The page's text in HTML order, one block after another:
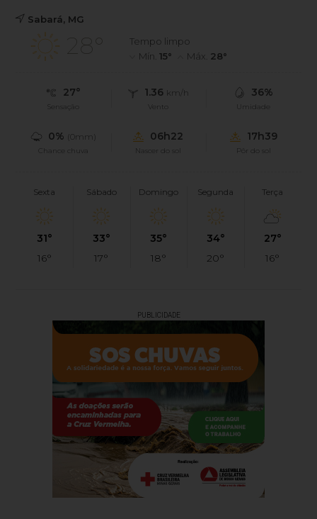
Sabará, MG
28°
Tempo limpo
Mín.15° Máx. 28°
27°
Sensação
1.36 km/h
Vento
36%
Umidade
0% (0mm)
Chance chuva
06h22
Nascer do sol
17h39
Pôr do sol
Sexta
31°
16°
Sábado
33°
17°
Domingo
35°
18°
Segunda
34°
20°
Terça
27°
16°
PUBLICIDADE